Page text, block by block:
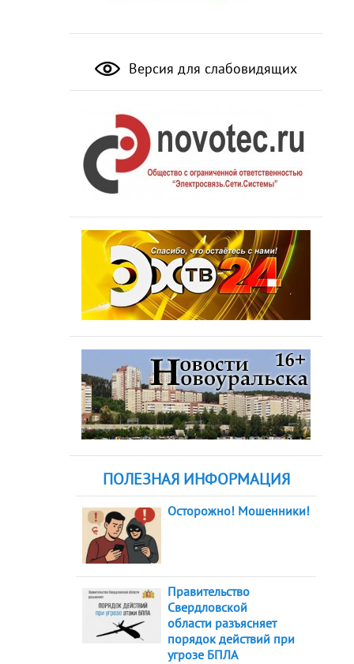
Версия для слабовидящих
ПОЛЕЗНАЯ ИНФОРМАЦИЯ
Осторожно! Мошенники!
Правительство
Свердловской
области разъясняет
порядок действий при
угрозе БПЛА